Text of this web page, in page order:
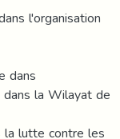
l'organisation
dans
la Wilayat de
lutte contre les